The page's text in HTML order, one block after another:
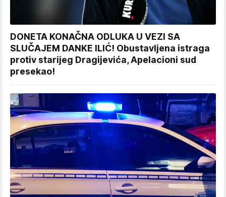
DONETA KONAČNA ODLUKA U VEZI SA
SLUČAJEM DANKE ILIĆ! Obustavljena istraga
protiv starijeg Dragijevića, Apelacioni sud
presekao!